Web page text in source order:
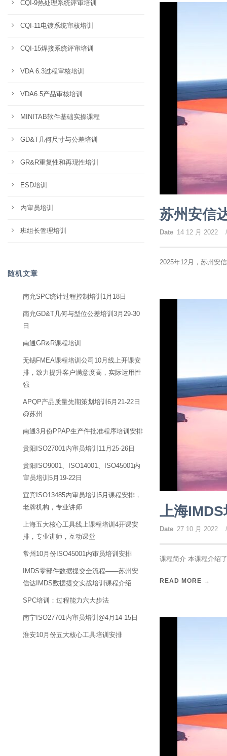
苏州安信
Date 14 12 月 2022 /
2025年12月，苏州安
上海
Date 27 10 月 2022 /
课程简介 本课程介绍
READ MORE →
CQI-9热处理系统评审培训
CQI-11电镀系统审核培训
CQI-15焊接系统评审培训
VDA 6.3过程审核培训
VDA6.5产品审核培训
MINITAB软件基础实操课程
GD&T几何尺寸与公差培训
GR&R重复性和再现性培训
ESD培训
内审员培训
班组长管理培训
随机文章
南允SPC统计过程控制培训1月18日
南允GD&T几何与型位公差培训3月29-30
日
南通GR&R课程培训
无锡FMEA课程培训公司10月线上开课安
排，致力提升客户满意度高，实际运用性
强
APQP产品质量先期策划培训6月21-22日
@苏州
南通3月份PPAP生产件批准程序培训安排
贵阳ISO27001内审员培训11月25-26日
贵阳ISO9001、ISO14001、ISO45001内
审员培训5月19-22日
宜宾ISO13485内审员培训5月课程安排，
老牌机构，专业讲师
上海五大核心工具线上课程培训4开课安
排，专业讲师，互动课堂
常州10月份ISO45001内审员培训安排
IMDS零部件数据提交全流程——苏州安
信达IMDS数据提交实战培训课程介绍
SPC培训：过程能力六大步法
南宁ISO27701内审员培训@4月14-15日
淮安10月份五大核心工具培训安排